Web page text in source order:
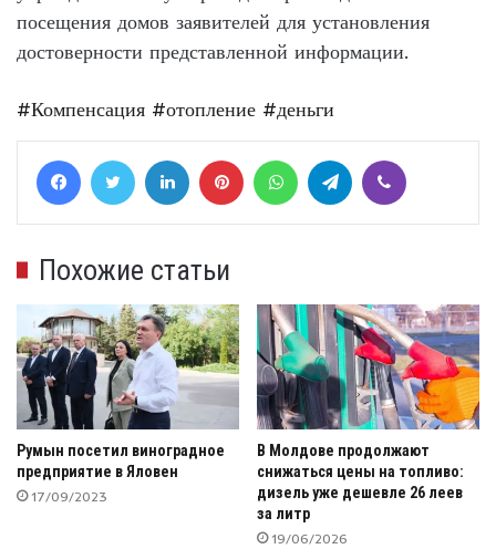
посещения домов заявителей для установления
достоверности представленной информации.
#Компенсация #отопление #деньги
FacebookTwitter LinkedIn Pinterest WhatsAppTelegram
Похожие статьи
Румын посетил виноградное
предприятие в Яловен
17/09/2023
В Молдове продолжают
снижаться цены на топливо:
дизель уже дешевле 26 леев
за литр
19/06/2026